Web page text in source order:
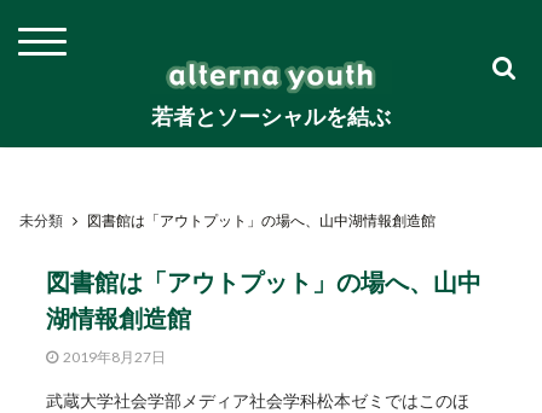
若者とソーシャルを結ぶ
未分類 図書館は「アウトプット」の場へ、山中湖情報創造館
図書館は「アウトプット」の場へ、山中
湖情報創造館
2019年8月27日
武蔵大学社会学部メディア社会学科松本ゼミではこのほ